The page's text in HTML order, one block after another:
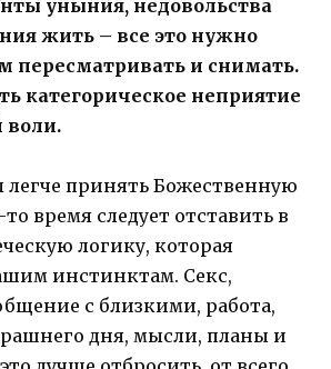
уныния, недовольства
жить – все это нужно
пересматривать и снимать.
категорическое неприятие
воли.
легче принять Божественную
время следует отставить в
логику, которая
инстинктам. Секс,
с близкими, работа,
дня, мысли, планы и